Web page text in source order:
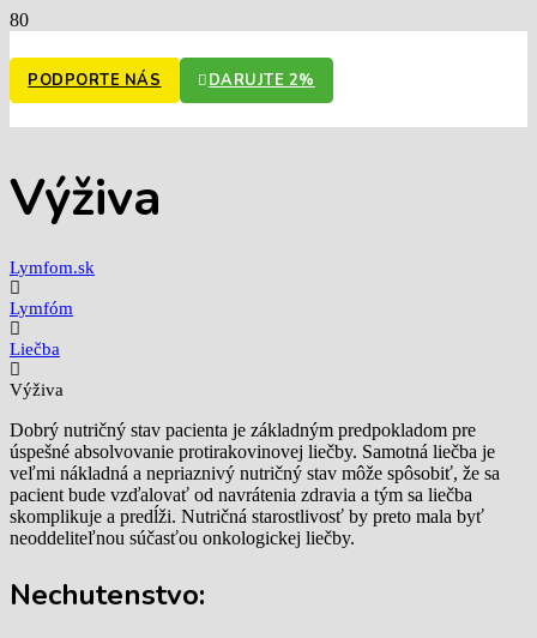
PODPORTE NÁS DARUJTE 2%
Výživa
Lymfom.sk
Lymfóm
Liečba
Výživa
Dobrý nutričný stav pacienta je základným predpokladom pre
úspešné absolvovanie protirakovinovej liečby. Samotná liečba je
veľmi nákladná a nepriaznivý nutričný stav môže spôsobiť, že sa
pacient bude vzďalovať od navrátenia zdravia a tým sa liečba
skomplikuje a predĺži. Nutričná starostlivosť by preto mala byť
neoddeliteľnou súčasťou onkologickej liečby.
Nechutenstvo: